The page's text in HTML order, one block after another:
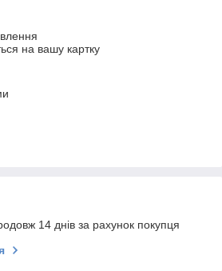
на вашу картку
14 днів за рахунок покупця